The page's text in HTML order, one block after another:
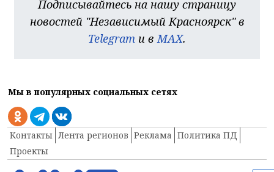
Подписывайтесь на нашу страницу
новостей "Независимый Красноярск" в
Telegram и в MAX.
Мы в популярных социальных сетях
Контакты Лента регионов Реклама Политика ПД
Проекты